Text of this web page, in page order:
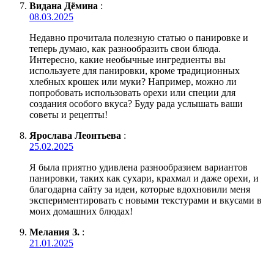
Видана Дёмина :
08.03.2025
Недавно прочитала полезную статью о панировке и
теперь думаю, как разнообразить свои блюда.
Интересно, какие необычные ингредиенты вы
используете для панировки, кроме традиционных
хлебных крошек или муки? Например, можно ли
попробовать использовать орехи или специи для
создания особого вкуса? Буду рада услышать ваши
советы и рецепты!
Ярослава Леонтьева :
25.02.2025
Я была приятно удивлена разнообразием вариантов
панировки, таких как сухари, крахмал и даже орехи, и
благодарна сайту за идеи, которые вдохновили меня
экспериментировать с новыми текстурами и вкусами в
моих домашних блюдах!
Мелания З. :
21.01.2025